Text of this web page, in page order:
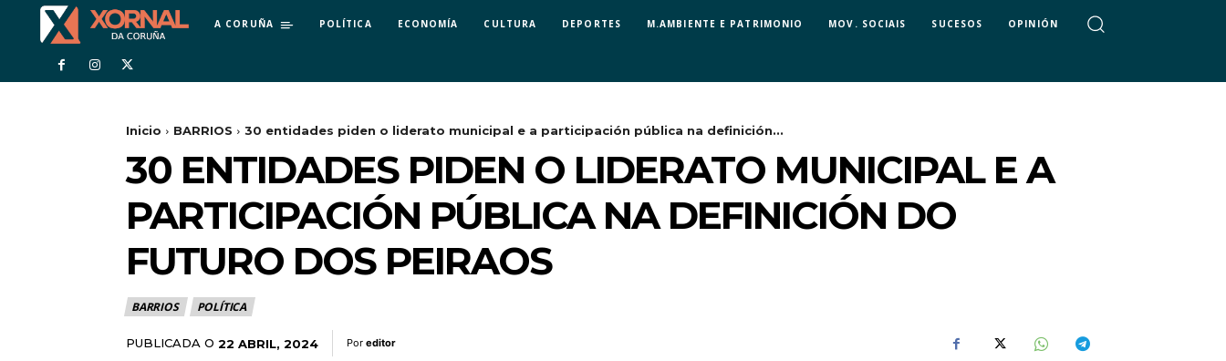
A CORUÑA POLÍTICA ECONOMÍA CULTURA DEPORTES M.AMBIENTE E PATRIMONIO MOV. SOCIAIS SUCESOS OPINIÓN
Inicio BARRIOS 30 entidades piden o liderato municipal e a participación pública na definición...
30 ENTIDADES PIDEN O LIDERATO MUNICIPAL E A
PARTICIPACIÓN PÚBLICA NA DEFINICIÓN DO
FUTURO DOS PEIRAOS
BARRIOS POLÍTICA
PUBLICADA O 22 ABRIL, 2024 Por editor